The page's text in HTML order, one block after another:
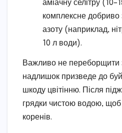
аміачну селітру
комплексне добриво
азоту (наприклад,
10 л води).
Важливо не переборщити
надлишок призведе до
шкоду цвітінню. Після
грядки чистою водою, щоб
коренів.